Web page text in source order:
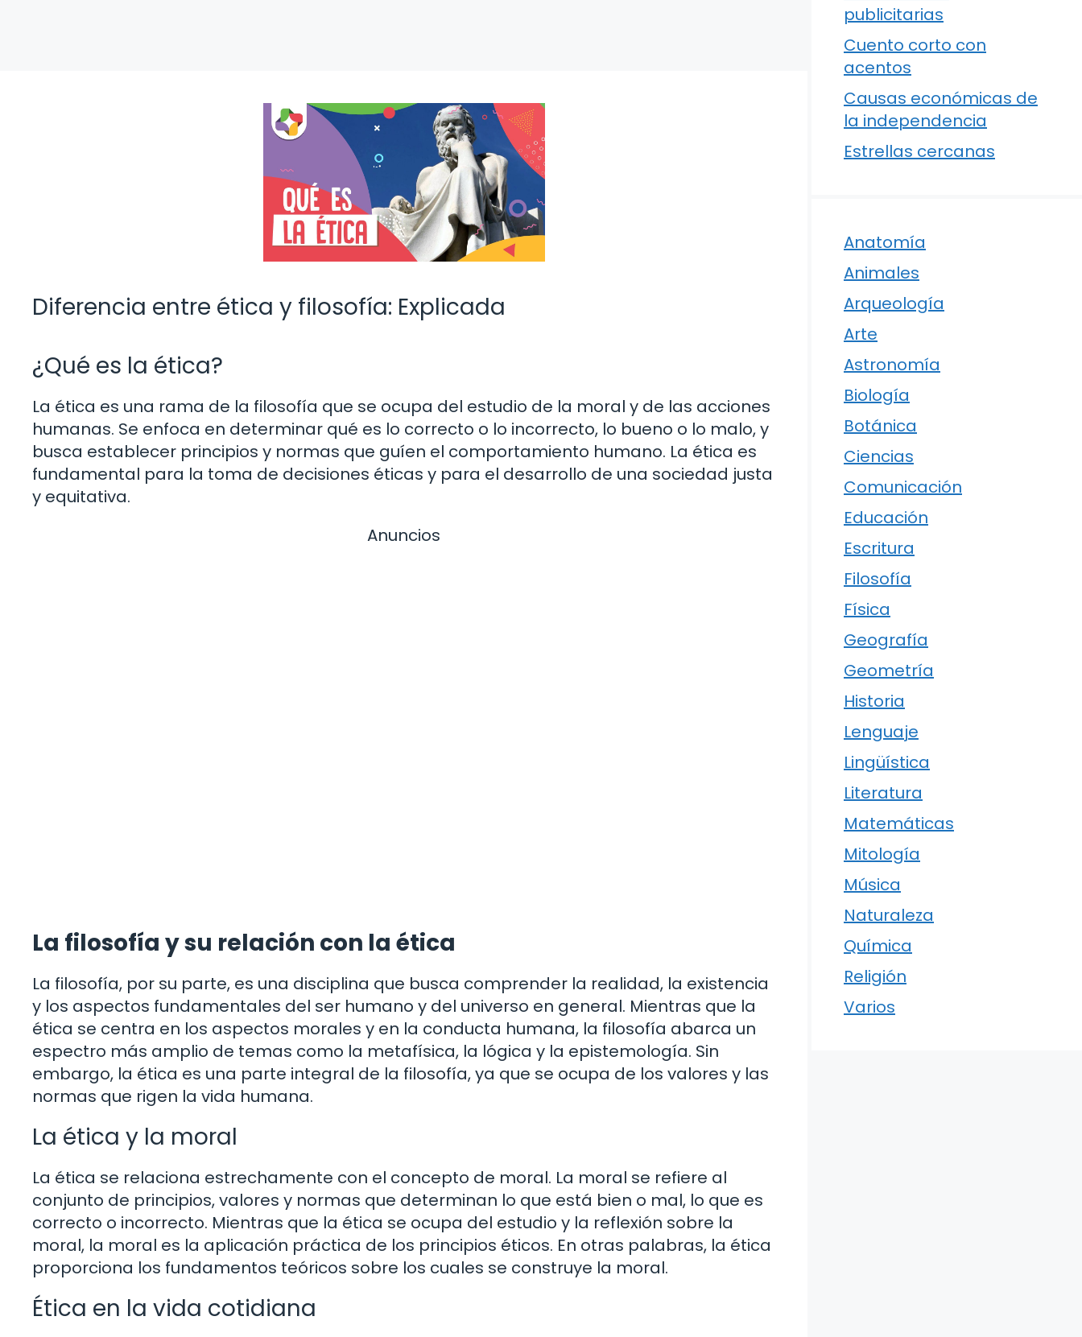
Diferencia entre ética y filosofía: Explicada
¿Qué es la ética?
La ética es una rama de la filosofía que se ocupa del estudio de la moral y de las acciones
humanas. Se enfoca en determinar qué es lo correcto o lo incorrecto, lo bueno o lo malo, y
busca establecer principios y normas que guíen el comportamiento humano. La ética es
fundamental para la toma de decisiones éticas y para el desarrollo de una sociedad justa
y equitativa.
Anuncios
La filosofía y su relación con la ética
La filosofía, por su parte, es una disciplina que busca comprender la realidad, la existencia
y los aspectos fundamentales del ser humano y del universo en general. Mientras que la
ética se centra en los aspectos morales y en la conducta humana, la filosofía abarca un
espectro más amplio de temas como la metafísica, la lógica y la epistemología. Sin
embargo, la ética es una parte integral de la filosofía, ya que se ocupa de los valores y las
normas que rigen la vida humana.
La ética y la moral
La ética se relaciona estrechamente con el concepto de moral. La moral se refiere al
conjunto de principios, valores y normas que determinan lo que está bien o mal, lo que es
correcto o incorrecto. Mientras que la ética se ocupa del estudio y la reflexión sobre la
moral, la moral es la aplicación práctica de los principios éticos. En otras palabras, la ética
proporciona los fundamentos teóricos sobre los cuales se construye la moral.
Ética en la vida cotidiana
publicitarias
Cuento corto con
acentos
Causas económicas de
la independencia
Estrellas cercanas
Anatomía
Animales
Arqueología
Arte
Astronomía
Biología
Botánica
Ciencias
Comunicación
Educación
Escritura
Filosofía
Física
Geografía
Geometría
Historia
Lenguaje
Lingüística
Literatura
Matemáticas
Mitología
Música
Naturaleza
Química
Religión
Varios